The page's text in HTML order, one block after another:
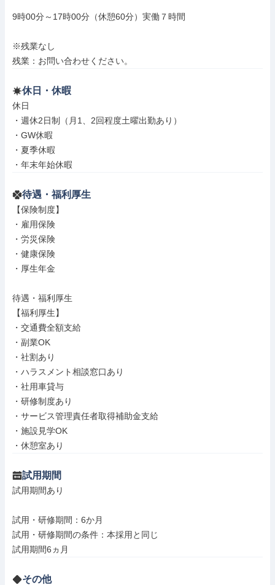
9時00分～17時00分（休憩60分）実働７時間
※残業なし
残業：お問い合わせください。
休日・休暇
休日
・週休2日制（月1、2回程度土曜出勤あり）
・GW休暇
・夏季休暇
・年末年始休暇
待遇・福利厚生
【保険制度】
・雇用保険
・労災保険
・健康保険
・厚生年金
待遇・福利厚生
【福利厚生】
・交通費全額支給
・副業OK
・社割あり
・ハラスメント相談窓口あり
・社用車貸与
・研修制度あり
・サービス管理責任者取得補助金支給
・施設見学OK
・休憩室あり
試用期間
試用期間あり
試用・研修期間：6か月
試用・研修期間の条件：本採用と同じ
その他